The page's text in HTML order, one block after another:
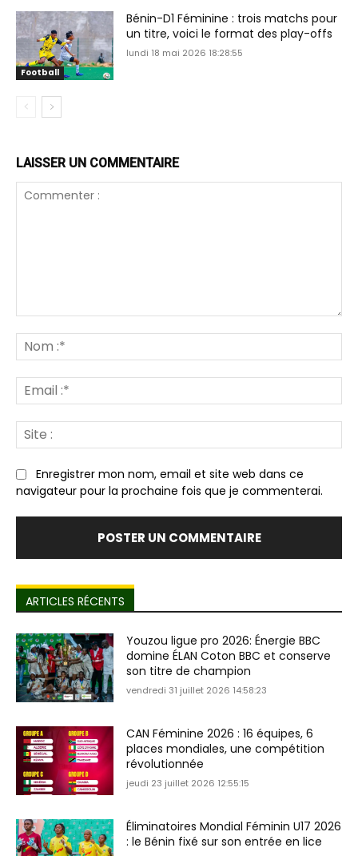
Football
Bénin-D1 Féminine : trois matchs pour
un titre, voici le format des play-offs
lundi 18 mai 2026 18:28:55
LAISSER UN COMMENTAIRE
:*
:*
:
Enregistrer mon nom, email et site web dans ce
navigateur pour la prochaine fois que je commenterai.
ARTICLES RÉCENTS
Youzou ligue pro 2026: Énergie BBC
domine ÉLAN Coton BBC et conserve
son titre de champion
vendredi 31 juillet 2026 14:58:23
CAN Féminine 2026 : 16 équipes, 6
places mondiales, une compétition
révolutionnée
jeudi 23 juillet 2026 12:55:15
Éliminatoires Mondial Féminin U17 2026
: le Bénin fixé sur son entrée en lice